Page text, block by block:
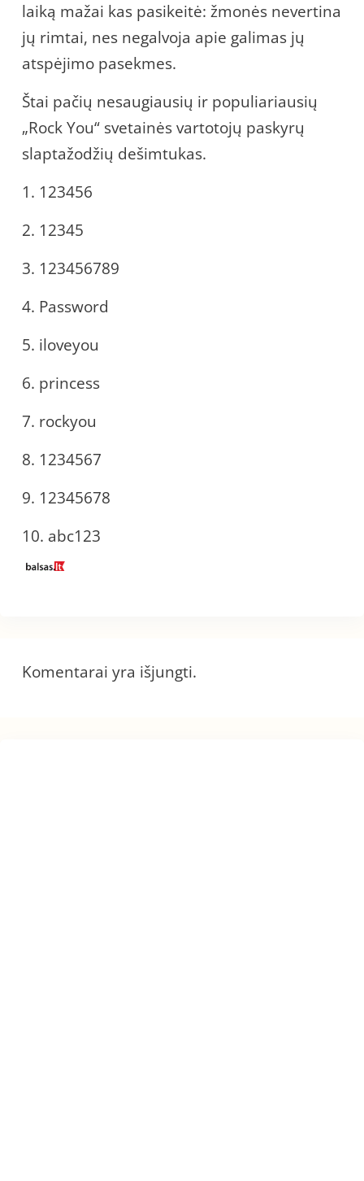
laiką mažai kas pasikeitė: žmonės nevertina
jų rimtai, nes negalvoja apie galimas jų
atspėjimo pasekmes.
Štai pačių nesaugiausių ir populiariausių
„Rock You“ svetainės vartotojų paskyrų
slaptažodžių dešimtukas.
1. 123456
2. 12345
3. 123456789
4. Password
5. iloveyou
6. princess
7. rockyou
8. 1234567
9. 12345678
10. abc123
Komentarai yra išjungti.